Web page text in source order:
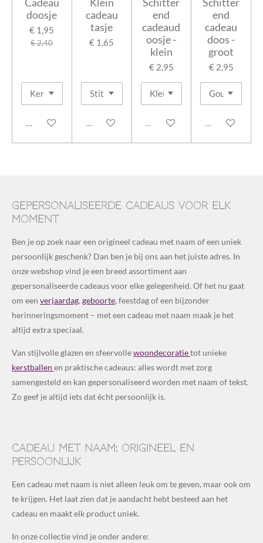
doosje
€ 1,95
€ 2,40
In winkelwagen
cadeau
tasje
€ 1,65
In winkelwagen
end
cadeaud
oosje -
klein
€ 2,95
Uitverkocht
end
cadeau
doos -
groot
€ 2,95
Uitverkocht
Gepersonaliseerde cadeaus voor elk
moment
Ben je op zoek naar een origineel cadeau met naam of een uniek
persoonlijk geschenk? Dan ben je bij ons aan het juiste adres. In
onze webshop vind je een breed assortiment aan
gepersonaliseerde cadeaus voor elke gelegenheid. Of het nu gaat
om een verjaardag, geboorte, feestdag of een bijzonder
herinneringsmoment – met een cadeau met naam maak je het
altijd extra speciaal.
Van stijlvolle glazen en sfeervollewoondecoratietot unieke
kerstballen en praktische cadeaus: alles wordt met zorg
samengesteld en kan gepersonaliseerd worden met naam of tekst.
Zo geef je altijd iets dat écht persoonlijk is.
Cadeau met naam: origineel en
persoonlijk
Een cadeau met naam is niet alleen leuk om te geven, maar ook om
te krijgen. Het laat zien dat je aandacht hebt besteed aan het
cadeau en maakt elk product uniek.
In onze collectie vind je onder andere: